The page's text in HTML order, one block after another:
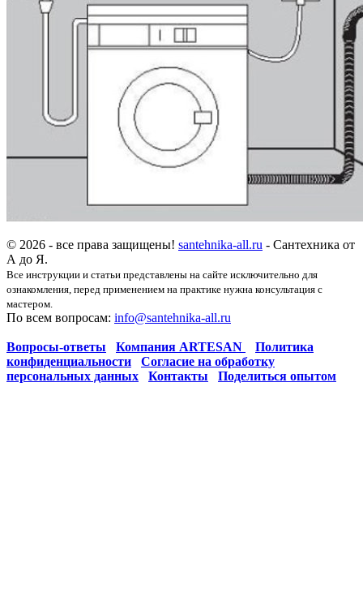
© 2026 - все права защищены! santehnika-all.ru - Сантехника от
А до Я.
Все инструкции и статьи представлены на сайте исключительно для
ознакомления, перед применением на практике нужна консультация с
мастером.
По всем вопросам: info@santehnika-all.ru
Вопросы-ответы Компания ARTESAN
Политика
конфиденциальности
Согласие на обработку
персональных данных
Контакты Поделиться опытом